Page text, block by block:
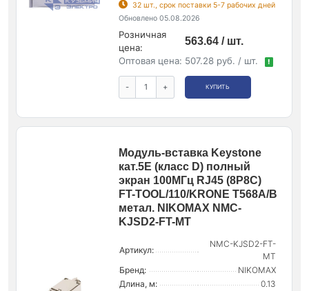
32 шт., срок поставки 5-7 рабочих дней
Обновлено 05.08.2026
Розничная
цена:
563.64 / шт.
Оптовая цена: 507.28 руб. / шт. !
- + КУПИТЬ
Модуль-вставка Keystone
кат.5E (класс D) полный
экран 100МГц RJ45 (8P8C)
FT-TOOL/110/KRONE T568A/B
метал. NIKOMAX NMC-
KJSD2-FT-MT
Артикул:
NMC-KJSD2-FT-
MT
Бренд:
NIKOMAX
Длина, м:
0.13